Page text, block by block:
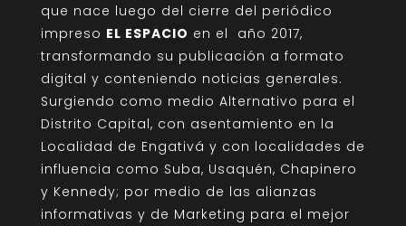
que nace luego del cierre del periódico
impreso EL ESPACIO en el año 2017,
transformando su publicación a formato
digital y conteniendo noticias generales.
Surgiendo como medio Alternativo para el
Distrito Capital, con asentamiento en la
Localidad de Engativá y con localidades de
influencia como Suba, Usaquén, Chapinero
y Kennedy; por medio de las alianzas
informativas y de Marketing para el mejor